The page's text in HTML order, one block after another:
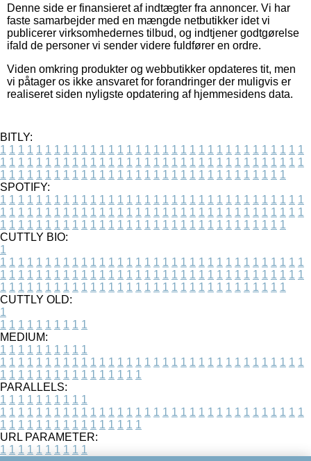
Denne side er finansieret af indtægter fra annoncer. Vi har
faste samarbejder med en mængde netbutikker idet vi
publicerer virksomhedernes tilbud, og indtjener godtgørelse
ifald de personer vi sender videre fuldfører en ordre.
Viden omkring produkter og webbutikker opdateres tit, men
vi påtager os ikke ansvaret for forandringer der muligvis er
realiseret siden nyligste opdatering af hjemmesidens data.
BITLY:
1 1 1 1 1 1 1 1 1 1 1 1 1 1 1 1 1 1 1 1 1 1 1 1 1 1 1 1 1 1 1 1 1 1
1 1 1 1 1 1 1 1 1 1 1 1 1 1 1 1 1 1 1 1 1 1 1 1 1 1 1 1 1 1 1 1 1 1
1 1 1 1 1 1 1 1 1 1 1 1 1 1 1 1 1 1 1 1 1 1 1 1 1 1 1 1 1 1 1 1
SPOTIFY:
1 1 1 1 1 1 1 1 1 1 1 1 1 1 1 1 1 1 1 1 1 1 1 1 1 1 1 1 1 1 1 1 1 1
1 1 1 1 1 1 1 1 1 1 1 1 1 1 1 1 1 1 1 1 1 1 1 1 1 1 1 1 1 1 1 1 1 1
1 1 1 1 1 1 1 1 1 1 1 1 1 1 1 1 1 1 1 1 1 1 1 1 1 1 1 1 1 1 1 1
CUTTLY BIO:
1
1 1 1 1 1 1 1 1 1 1 1 1 1 1 1 1 1 1 1 1 1 1 1 1 1 1 1 1 1 1 1 1 1 1
1 1 1 1 1 1 1 1 1 1 1 1 1 1 1 1 1 1 1 1 1 1 1 1 1 1 1 1 1 1 1 1 1 1
1 1 1 1 1 1 1 1 1 1 1 1 1 1 1 1 1 1 1 1 1 1 1 1 1 1 1 1 1 1 1 1
CUTTLY OLD:
1
1 1 1 1 1 1 1 1 1 1
MEDIUM:
1 1 1 1 1 1 1 1 1 1
1 1 1 1 1 1 1 1 1 1 1 1 1 1 1 1 1 1 1 1 1 1 1 1 1 1 1 1 1 1 1 1 1 1
1 1 1 1 1 1 1 1 1 1 1 1 1 1 1 1
PARALLELS:
1 1 1 1 1 1 1 1 1 1
1 1 1 1 1 1 1 1 1 1 1 1 1 1 1 1 1 1 1 1 1 1 1 1 1 1 1 1 1 1 1 1 1 1
1 1 1 1 1 1 1 1 1 1 1 1 1 1 1 1
URL PARAMETER:
1 1 1 1 1 1 1 1 1 1